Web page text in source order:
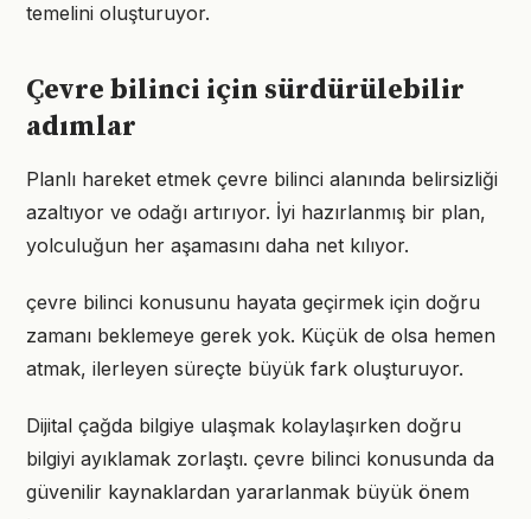
temelini oluşturuyor.
Çevre bilinci için sürdürülebilir
adımlar
Planlı hareket etmek çevre bilinci alanında belirsizliği
azaltıyor ve odağı artırıyor. İyi hazırlanmış bir plan,
yolculuğun her aşamasını daha net kılıyor.
çevre bilinci konusunu hayata geçirmek için doğru
zamanı beklemeye gerek yok. Küçük de olsa hemen
atmak, ilerleyen süreçte büyük fark oluşturuyor.
Dijital çağda bilgiye ulaşmak kolaylaşırken doğru
bilgiyi ayıklamak zorlaştı. çevre bilinci konusunda da
güvenilir kaynaklardan yararlanmak büyük önem